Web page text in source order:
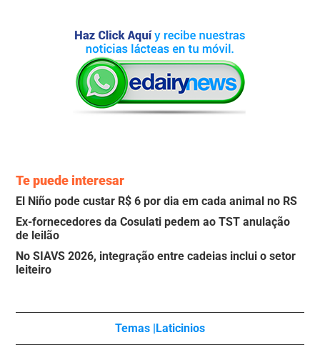
Te puede interesar
El Niño pode custar R$ 6 por dia em cada animal no RS
Ex-fornecedores da Cosulati pedem ao TST anulação
de leilão
No SIAVS 2026, integração entre cadeias inclui o setor
leiteiro
Temas |Laticinios